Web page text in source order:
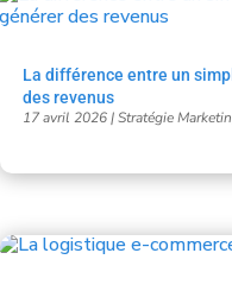
La différence entre un
des revenus
17 avril 2026|Stratégie